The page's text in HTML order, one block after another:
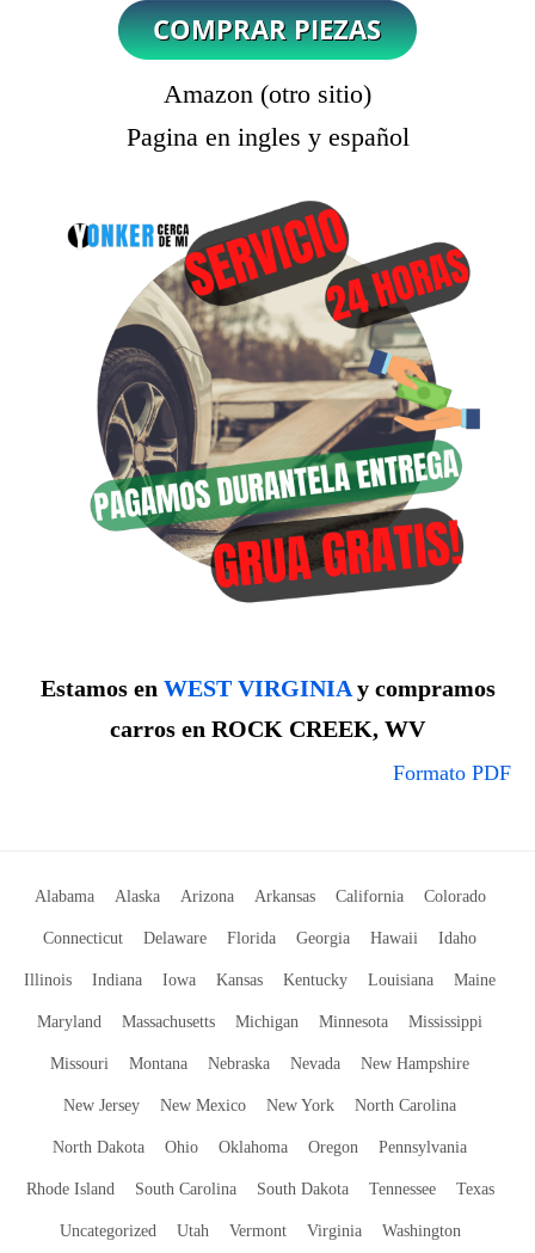
Amazon (otro sitio)
Pagina en ingles y español
Estamos en WEST VIRGINIAy compramos
carros en ROCK CREEK, WV
Formato PDF
Alabama Alaska Arizona Arkansas California Colorado
Connecticut Delaware Florida Georgia Hawaii Idaho
Illinois Indiana Iowa Kansas Kentucky Louisiana Maine
Maryland Massachusetts Michigan Minnesota Mississippi
Missouri Montana Nebraska Nevada New Hampshire
New Jersey New Mexico New York North Carolina
North Dakota Ohio Oklahoma Oregon Pennsylvania
Rhode Island South Carolina South Dakota Tennessee Texas
Uncategorized Utah Vermont Virginia Washington